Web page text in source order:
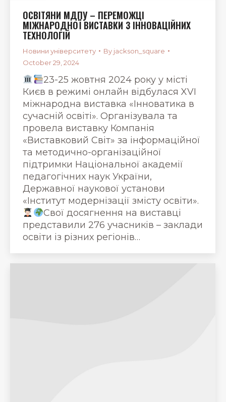
ОСВІТЯНИ МДПУ – ПЕРЕМОЖЦІ
МІЖНАРОДНОЇ ВИСТАВКИ З ІННОВАЦІЙНИХ
ТЕХНОЛОГІЙ
Новини університету By jackson_square
October 29, 2024
23-25 жовтня 2024 року у місті
Києв в режимі онлайн відбулася XVI
міжнародна виставка «Інноватика в
сучасній освіті». Організувала та
провела виставку Компанія
«Виставковий Світ» за інформаційної
та методично-організаційної
підтримки Національної академії
педагогічних наук України,
Державної наукової установи
«Інститут модернізації змісту освіти».
Свої досягнення на виставці
представили 276 учасників – заклади
освіти із різних регіонів…